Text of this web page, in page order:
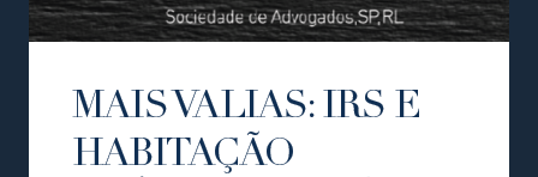
MAIS VALIAS: IRS E
HABITAÇÃO